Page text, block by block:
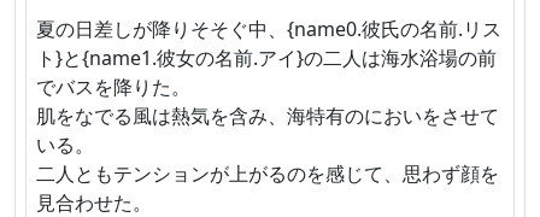
夏の日差しが降りそそぐ中、{name0.彼氏の名前.リス
ト}と{name1.彼女の名前.アイ}の二人は海水浴場の前
でバスを降りた。
肌をなでる風は熱気を含み、海特有のにおいをさせて
いる。
二人ともテンションが上がるのを感じて、思わず顔を
見合わせた。